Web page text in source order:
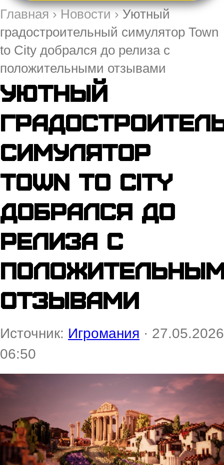
Главная › Новости › Уютный
градостроительный симулятор Town
to City добрался до релиза с
положительными отзывами
Уютный
симулятор
Town to City
добрался до
релиза с
отзывами
Источник: Игромания · 27.05.2026
06:50